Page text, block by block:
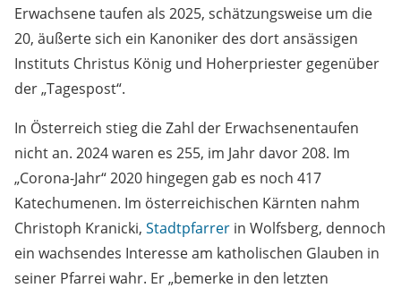
Erwachsene taufen als 2025, schätzungsweise um die
20, äußerte sich ein Kanoniker des dort ansässigen
Instituts Christus König und Hoherpriester gegenüber
der „Tagespost“.
In Österreich stieg die Zahl der Erwachsenentaufen
nicht an. 2024 waren es 255, im Jahr davor 208. Im
„Corona-Jahr“ 2020 hingegen gab es noch 417
Katechumenen. Im österreichischen Kärnten nahm
Christoph Kranicki, Stadtpfarrer in Wolfsberg, dennoch
ein wachsendes Interesse am katholischen Glauben in
seiner Pfarrei wahr. Er „bemerke in den letzten